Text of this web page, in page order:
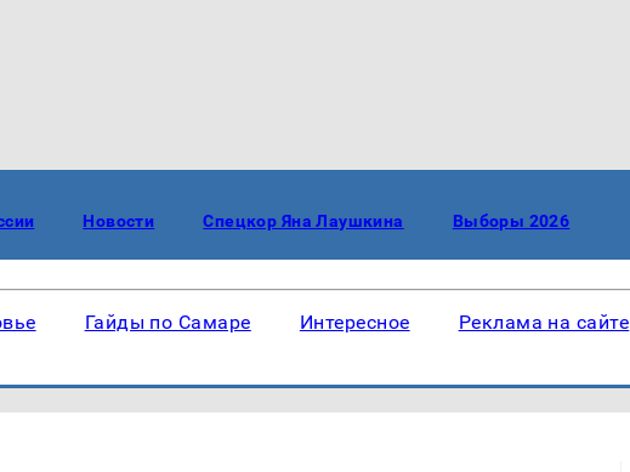
Новости Спецкор Яна Лаушкина Выборы 2026
Гайды по Самаре Интересное Реклама на сайте